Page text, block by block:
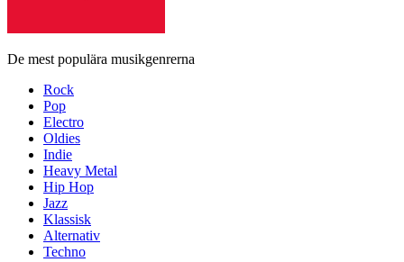
De mest populära musikgenrerna
Rock
Pop
Electro
Oldies
Indie
Heavy Metal
Hip Hop
Jazz
Klassisk
Alternativ
Techno